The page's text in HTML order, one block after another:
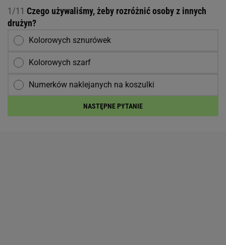
1/11 Czego używaliśmy, żeby rozróżnić osoby z innych
drużyn?
Kolorowych sznurówek
Kolorowych szarf
Numerków naklejanych na koszulki
NASTĘPNE PYTANIE